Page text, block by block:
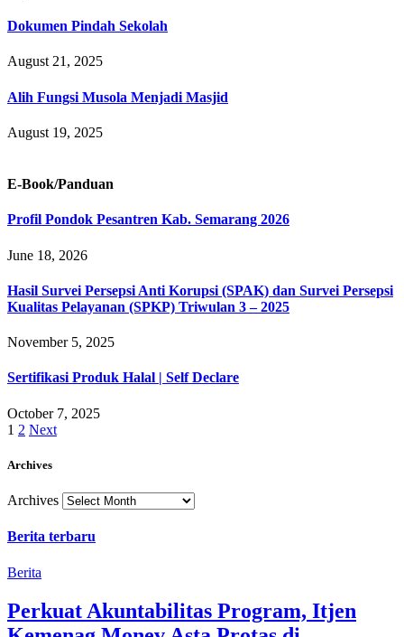
Dokumen Pindah Sekolah
August 21, 2025
Alih Fungsi Musola Menjadi Masjid
August 19, 2025
E-Book/Panduan
Profil Pondok Pesantren Kab. Semarang 2026
June 18, 2026
Hasil Survei Persepsi Anti Korupsi (SPAK) dan Survei Persepsi
Kualitas Pelayanan (SPKP) Triwulan 3 – 2025
November 5, 2025
Sertifikasi Produk Halal | Self Declare
October 7, 2025
1 2 Next
Archives
Archives
Berita terbaru
Berita
Perkuat Akuntabilitas Program, Itjen